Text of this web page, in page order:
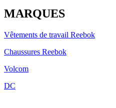
MARQUES
Vêtements de travail Reebok
Chaussures Reebok
Volcom
DC